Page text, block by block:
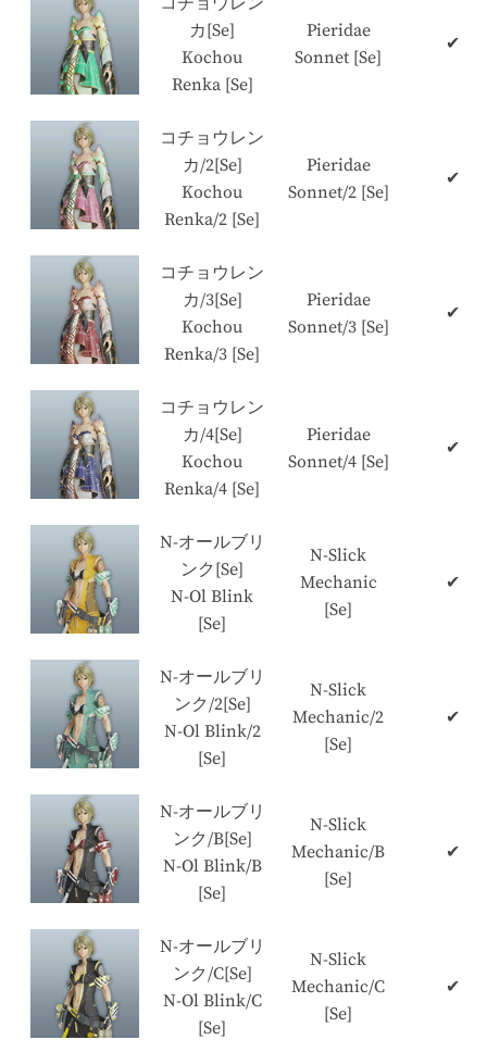
カ[Se]
Kochou
Renka [Se]
Pieridae
Sonnet [Se]
✔
コチョウレン
カ/2[Se]
Kochou
Renka/2 [Se]
Pieridae
Sonnet/2 [Se]
✔
コチョウレン
カ/3[Se]
Kochou
Renka/3 [Se]
Pieridae
Sonnet/3 [Se]
✔
コチョウレン
カ/4[Se]
Kochou
Renka/4 [Se]
Pieridae
Sonnet/4 [Se]
✔
N-オールブリ
ンク[Se]
N-Ol Blink
[Se]
N-Slick
Mechanic
[Se]
✔
N-オールブリ
ンク/2[Se]
N-Ol Blink/2
[Se]
N-Slick
Mechanic/2
[Se]
✔
N-オールブリ
ンク/B[Se]
N-Ol Blink/B
[Se]
N-Slick
Mechanic/B
[Se]
✔
N-オールブリ
ンク/C[Se]
N-Ol Blink/C
[Se]
N-Slick
Mechanic/C
[Se]
✔